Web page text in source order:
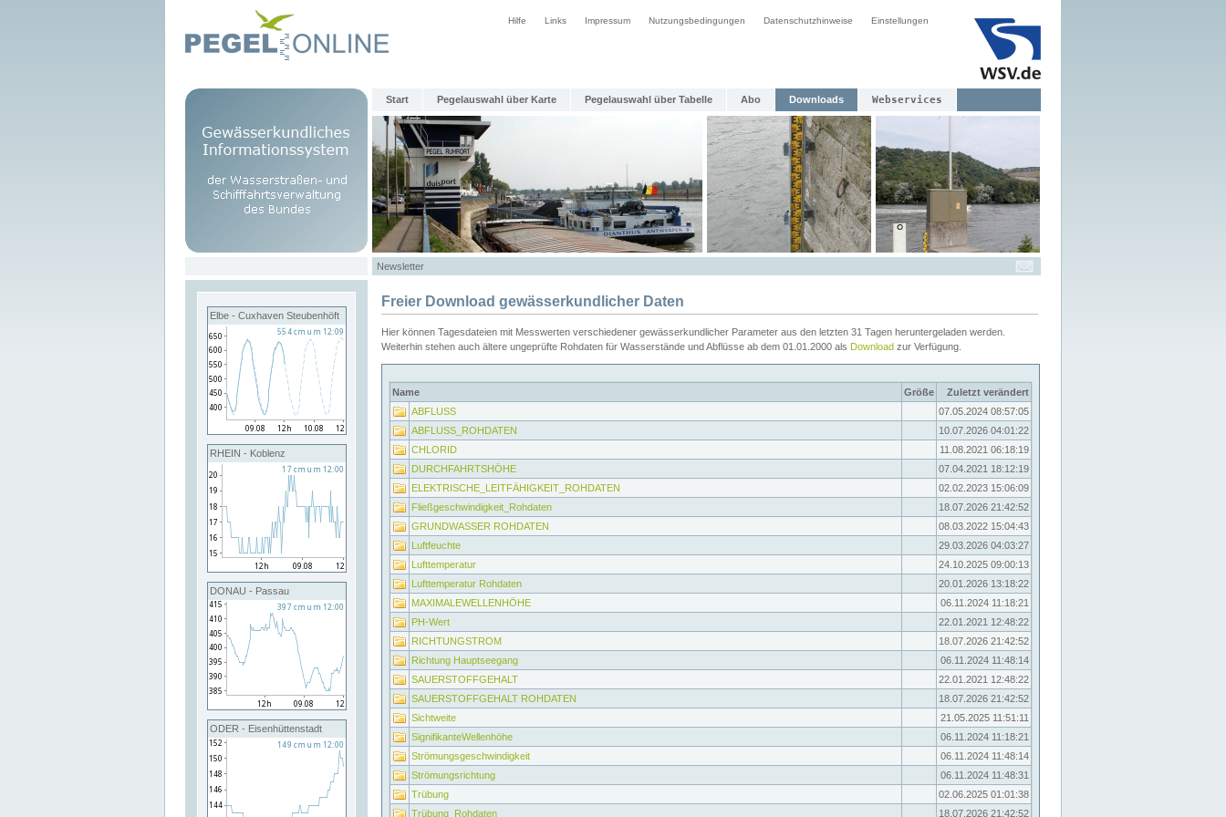
Hilfe Links Impressum Nutzungsbedingungen Datenschutzhinweise Einstellungen
Start Pegelauswahl über Karte Pegelauswahl über Tabelle Abo Downloads Webservices
Newsletter
Elbe - Cuxhaven Steubenhöft
RHEIN - Koblenz
DONAU - Passau
ODER - Eisenhüttenstadt
Freier Download gewässerkundlicher Daten
Hier können Tagesdateien mit Messwerten verschiedener gewässerkundlicher Parameter aus den letzten 31 Tagen heruntergeladen werden.
Weiterhin stehen auch ältere ungeprüfte Rohdaten für Wasserstände und Abflüsse ab dem 01.01.2000 als Download zur Verfügung.
Name Größe
Zuletzt verändert
ABFLUSS
07.05.2024 08:57:05
ABFLUSS_ROHDATEN
10.07.2026 04:01:22
CHLORID
11.08.2021 06:18:19
DURCHFAHRTSHÖHE
07.04.2021 18:12:19
ELEKTRISCHE_LEITFÄHIGKEIT_ROHDATEN
02.02.2023 15:06:09
Fließgeschwindigkeit_Rohdaten
18.07.2026 21:42:52
GRUNDWASSER ROHDATEN
08.03.2022 15:04:43
Luftfeuchte
29.03.2026 04:03:27
Lufttemperatur
24.10.2025 09:00:13
Lufttemperatur Rohdaten
20.01.2026 13:18:22
MAXIMALEWELLENHÖHE
06.11.2024 11:18:21
PH-Wert
22.01.2021 12:48:22
RICHTUNGSTROM
18.07.2026 21:42:52
Richtung Hauptseegang
06.11.2024 11:48:14
SAUERSTOFFGEHALT
22.01.2021 12:48:22
SAUERSTOFFGEHALT ROHDATEN
18.07.2026 21:42:52
Sichtweite
21.05.2025 11:51:11
SignifikanteWellenhöhe
06.11.2024 11:18:21
Strömungsgeschwindigkeit
06.11.2024 11:48:14
Strömungsrichtung
06.11.2024 11:48:31
Trübung
02.06.2025 01:01:38
Trübung_Rohdaten
18.07.2026 21:42:52